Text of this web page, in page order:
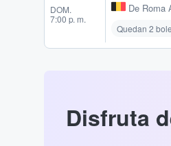
DOM.
7:00 p. m.
De Roma
Quedan 2
Disfruta